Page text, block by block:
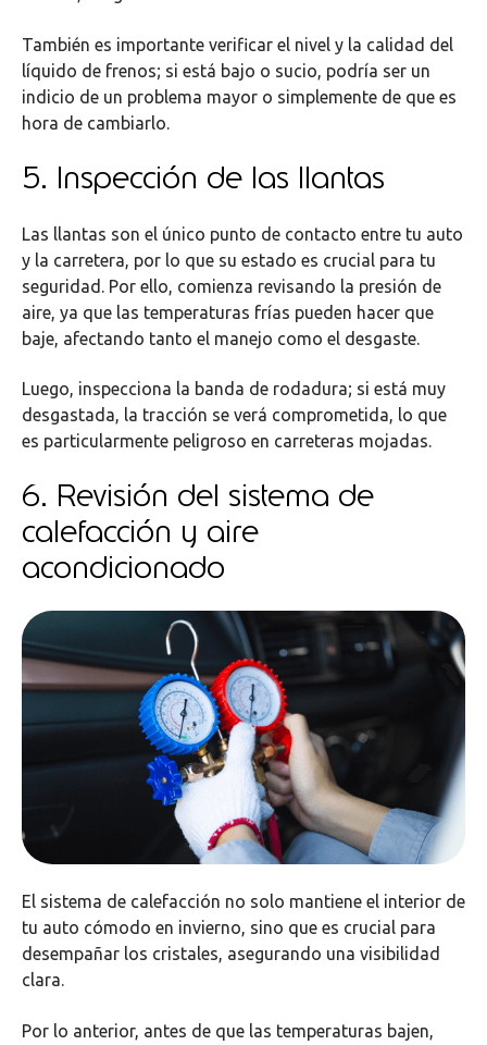
También es importante verificar el nivel y la calidad del
líquido de frenos; si está bajo o sucio, podría ser un
indicio de un problema mayor o simplemente de que es
hora de cambiarlo.
5. Inspección de las llantas
Las llantas son el único punto de contacto entre tu auto
y la carretera, por lo que su estado es crucial para tu
seguridad. Por ello, comienza revisando la presión de
aire, ya que las temperaturas frías pueden hacer que
baje, afectando tanto el manejo como el desgaste.
Luego, inspecciona la banda de rodadura; si está muy
desgastada, la tracción se verá comprometida, lo que
es particularmente peligroso en carreteras mojadas.
6. Revisión del sistema de
calefacción y aire
acondicionado
El sistema de calefacción no solo mantiene el interior de
tu auto cómodo en invierno, sino que es crucial para
desempañar los cristales, asegurando una visibilidad
clara.
Por lo anterior, antes de que las temperaturas bajen,